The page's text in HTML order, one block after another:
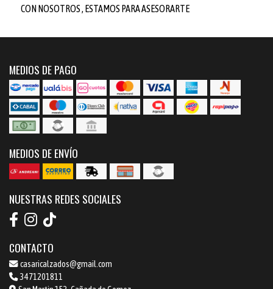
CON NOSOTROS , ESTAMOS PARA ASESORARTE
MEDIOS DE PAGO
MEDIOS DE ENVÍO
NUESTRAS REDES SOCIALES
CONTACTO
casaricalzados@gmail.com
3471201811